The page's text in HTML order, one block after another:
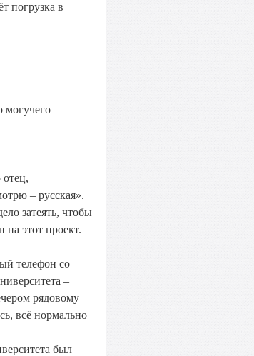
погрузка в
могучего
– русская».
затеять, чтобы
на этот проект.
телефон со
–
рядовому
всё нормально
был